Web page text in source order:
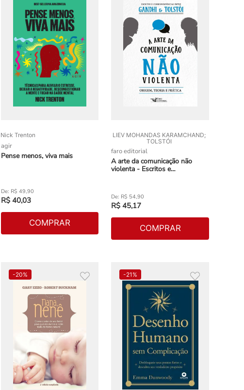
Nick Trenton
agir
Pense menos, viva mais
R$ 49,90
R$ 40,03
COMPRAR
LIEV MOHANDAS KARAMCHAND;
TOLSTÓI
faro editorial
A arte da comunicação não
violenta - Escritos e
R$ 54,90
R$ 45,17
COMPRAR
-20% -21%